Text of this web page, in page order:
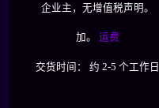
企业主，无增值税声明。
加。运费
交货时间：约 2-5 个工作日